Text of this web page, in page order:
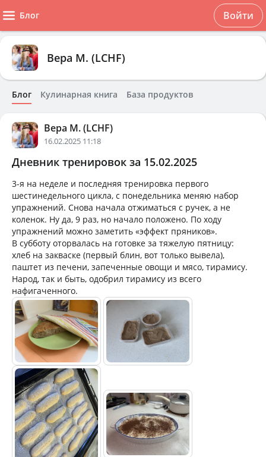
Блог Войти
Вера М. (LCHF)
Блог Кулинарная книга База продуктов
Вера М. (LCHF)
16.02.2025 11:18
Дневник тренировок за 15.02.2025
3-я на неделе и последняя тренировка первого
шестинедельного цикла, с понедельника меняю набор
упражнений. Снова начала отжиматься с ручек, а не
коленок. Ну да, 9 раз, но начало положено. По ходу
упражнений можно заметить «эффект пряников».
В субботу оторвалась на готовке за тяжелую пятницу:
хлеб на закваске (первый блин, вот только вывела),
паштет из печени, запеченные овощи и мясо, тирамису.
Народ, так и быть, одобрил тирамису из всего
нафигаченного.